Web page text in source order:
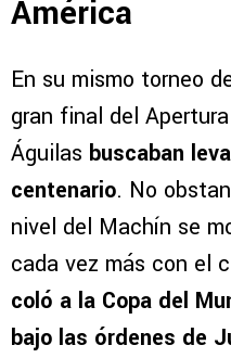
América
En su mismo torneo
gran final del
Águilas buscaban
centenario. No
nivel del Machín se
cada vez más con el
coló a la Copa del
bajo las órdenes de